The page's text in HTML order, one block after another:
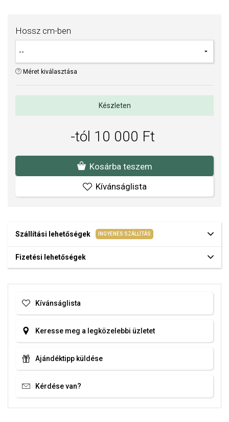
Súly: 6 g.
Hossz cm-ben
Méret kiválasztása
Készleten
-tól 10 000 Ft
Kosárba teszem
Kívánságlista
Szállítási lehetőségek INGYENES SZÁLLÍTÁS
Fizetési lehetőségek
Kívánságlista
Keresse meg a legközelebbi üzletet
Ajándéktipp küldése
Kérdése van?